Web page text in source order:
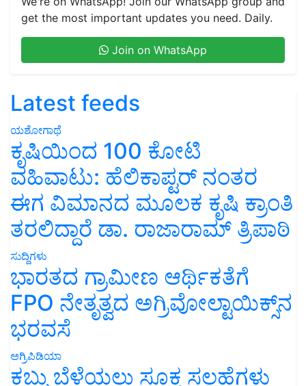
get the most important updates you need. Daily.
Join on WhatsApp
Latest feeds
ಯಶೋಗಾಥೆ
ಕೃಷಿಯಿಂದ 100 ಕೋಟಿ
ವಹಿವಾಟು: ಹೆಲಿಕಾಪ್ಟರ್ ನಂತರ
ಈಗ ವಿಮಾನದ ಮೂಲಕ ಕೃಷಿ ಕ್ರಾಂತಿ
ತರಲಿದ್ದಾರೆ ಡಾ. ರಾಜಾರಾಮ್ ತ್ರಿಪಾಠಿ
ಸುದ್ದಿಗಳು
ಭಾರತದ ಗ್ರಾಮೀಣ ಆರ್ಥಿಕತೆಗೆ
FPO ನೇತೃತ್ವದ ಅಗ್ರಿವೋಲ್ಟಾಯಿಕ್ಸ್‌ನ
ಭರವಸೆ
ಅಗ್ರಿಪಿಡಿಯಾ
ಕಬ್ಬು ಬೆಳೆಯಲು ಸೂಕ್ತ ಸಲಹೆಗಳು